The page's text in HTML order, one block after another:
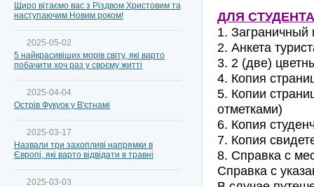
ДЛЯ
1. Заграничный
2. Анкета
3. 2 (две)
4. Копия
5. Копии
отметками)
6. Копия
7. Копия
8. Справка с
Справка с
Щиро вітаємо вас з Різдвом Христовим та
наступаючим Новим роком!
2025-05-02
5 найкрасивіших морів світу, які варто
побачити хоч раз у своєму житті
2025-04-04
Острів Фукуок у В'єтнамі
2025-03-17
Назвали три захопливі напрямки в
Європі, які варто відвідати в травні
2025-03-03